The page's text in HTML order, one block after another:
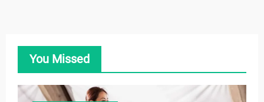
You Missed